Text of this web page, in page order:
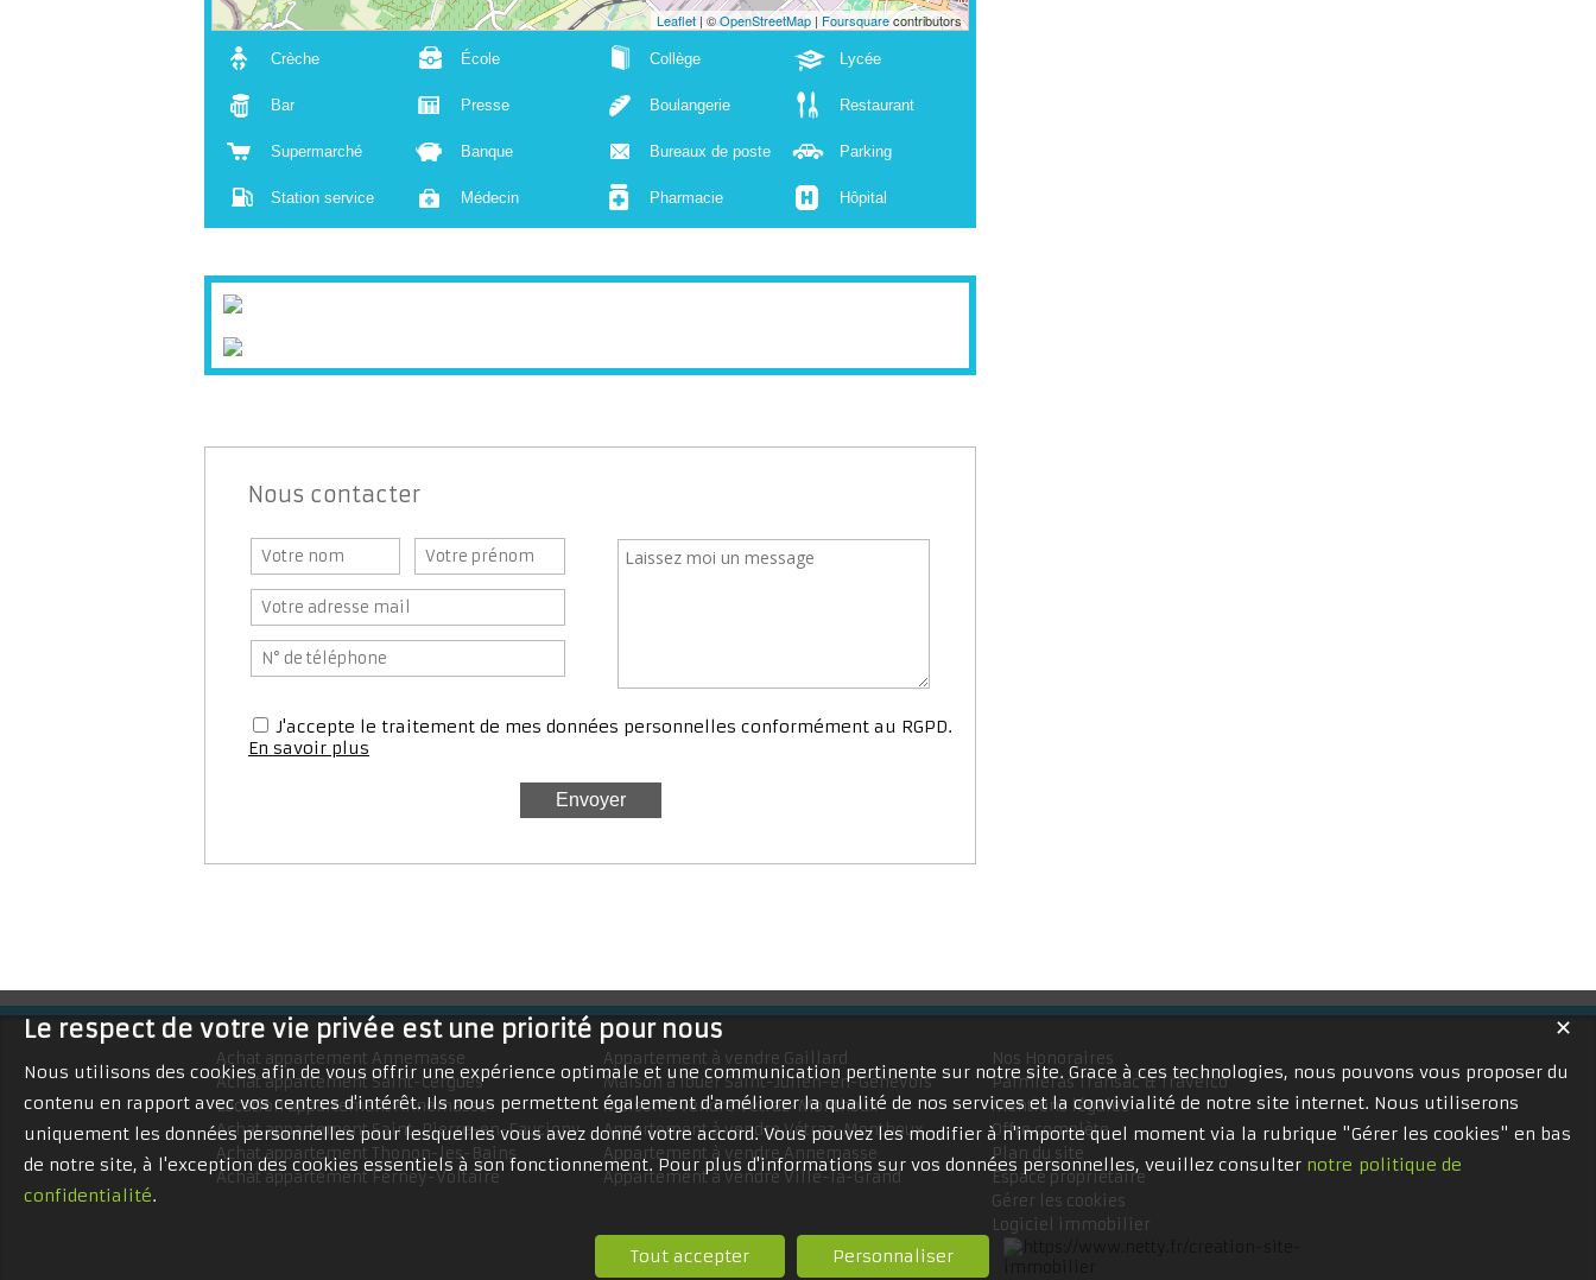
Leaflet | ©OpenStreetMap | Foursquarecontributors
Crèche École Collège Lycée
Bar Presse Boulangerie Restaurant
Supermarché Banque Bureaux de poste Parking
Station service Médecin Pharmacie Hôpital
Nous contacter
J'accepte le traitement de mes données personnelles conformément au RGPD.
En savoir plus
Achat appartement Annemasse
Achat appartement Saint-Cergues
Location appartement Annemasse
Achat appartement Saint-Pierre-en-Faucigny
Achat appartement Thonon-les-Bains
Achat appartement Ferney-Voltaire
Appartement à vendre Gaillard
Maison à louer Saint-Julien-en-Genevois
Maison à vendre Vétraz-Monthoux
Appartement à vendre Vétraz-Monthoux
Appartement à vendre Annemasse
Appartement à vendre Ville-la-Grand
Nos Honoraires
Palmieras Transac & Travelco
Mentions légales
Offre complète
Plan du site
Espace propriétaire
Gérer les cookies
Logiciel immobilier
✕
Le respect de votre vie privée est une priorité pour nous
Nous utilisons des cookies afin de vous offrir une expérience optimale et une communication pertinente sur notre site. Grace à ces technologies, nous pouvons vous proposer du
contenu en rapport avec vos centres d'intérêt. Ils nous permettent également d'améliorer la qualité de nos services et la convivialité de notre site internet. Nous utiliserons
uniquement les données personnelles pour lesquelles vous avez donné votre accord. Vous pouvez les modifier à n'importe quel moment via la rubrique "Gérer les cookies" en bas
de notre site, à l'exception des cookies essentiels à son fonctionnement. Pour plus d'informations sur vos données personnelles, veuillez consulter notre politique de
confidentialité.
Tout accepter Personnaliser